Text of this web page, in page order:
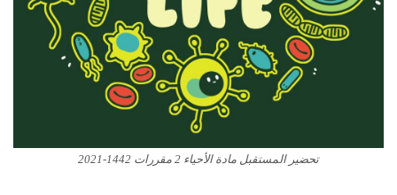
تحضير المستقبل مادة الأحياء 2 مقررات 1442-2021